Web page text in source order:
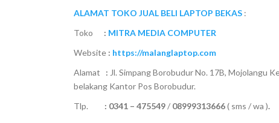
ALAMAT TOKO JUAL BELI LAPTOP BEKAS :
Toko : MITRA MEDIA COMPUTER
Website : https://malanglaptop.com
Alamat : Jl. Simpang Borobudur No. 17B, Mojolangu
belakang Kantor Pos Borobudur.
Tlp. : 0341 – 475549/ 08999313666( sms / wa ).